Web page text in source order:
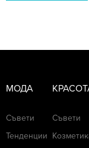
МОДА
Съвети
Тенденции
Съвети